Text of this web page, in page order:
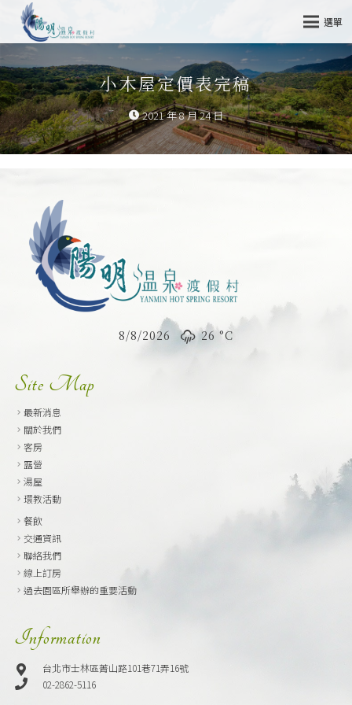
選單
小木屋定價表完稿
2021 年 8 月 24 日
8/8/2026 26 °C
Site Map
最新消息
關於我們
客房
露營
湯屋
環教活動
餐飲
交通資訊
聯絡我們
線上訂房
過去園區所舉辦的重要活動
Information
台北市士林區菁山路101巷71弄16號
02-2862-5116